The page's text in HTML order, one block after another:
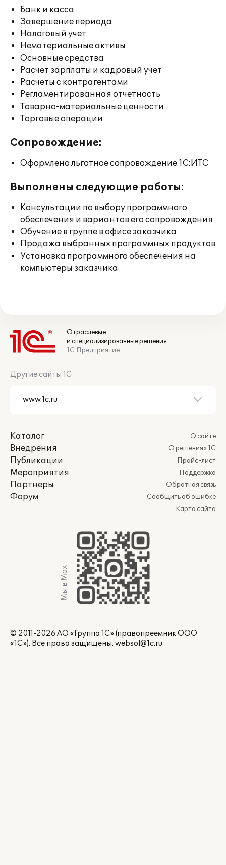
Банк и касса
Завершение периода
Налоговый учет
Нематериальные активы
Основные средства
Расчет зарплаты и кадровый учет
Расчеты с контрагентами
Регламентированная отчетность
Товарно-материальные ценности
Торговые операции
Сопровождение:
Оформлено льготное сопровождение 1С:ИТС
Выполнены следующие работы:
Консультации по выбору программного
обеспечения и вариантов его сопровождения
Обучение в группе в офисе заказчика
Продажа выбранных программных продуктов
Установка программного обеспечения на
компьютеры заказчика
Отраслевые
и специализированные решения
1С:Предприятие
Другие сайты 1С
Каталог
Внедрения
Публикации
Мероприятия
Партнеры
Форум
О сайте
О решениях 1С
Прайс-лист
Поддержка
Обратная связь
Сообщить об ошибке
Карта сайта
Мы в Max
© 2011-2026 АО «Группа 1С» (правопреемник ООО
«1С»). Все права защищены. websol@1c.ru